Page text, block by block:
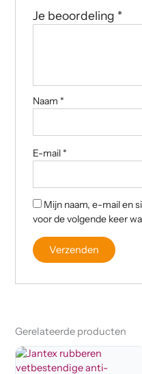
Je beoordeling *
Naam *
E-mail *
Mijn naam, e-mail en
voor de volgende keer
Gerelateerde producten